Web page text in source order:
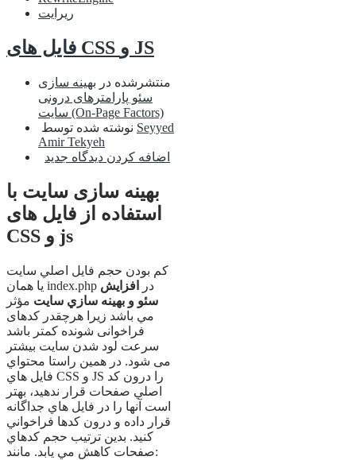
ریرایت
فایل های CSS و JS
منتشرشده در بهینه سازی
سئو پارامترهای درونی
سایت (On-Page Factors)
Seyyed
Amir Tekyeh
اضافه کردن دیدگاه جدید
بهینه سازی سایت با
استفاده از فایل های
CSS و js
کم بودن حجم فايل اصلي سايت
يا همان index.php در
افزايش
سئو و بهينه سازي سايت مؤثر
مي باشد زیرا هرچقدر کدهای
فراخوانی شونده کمتر باشد
سرعت لود شدن سایت بیشتر
می شود. در همين راستا محتواي
فايل هاي CSS و JS را درون کد
اصلي صفحات قرار ندهيد، بهتر
است آنها را در فايل هاي جداگانه
قرار داده و درون کدها فراخواني
کنيد. بدين ترتيب حجم کدهاي
صفحات کاهش مي يابد. مانند: